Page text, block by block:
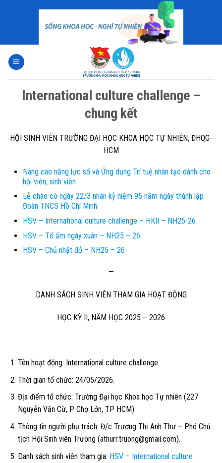
International culture challenge –
chung kết
HỘI SINH VIÊN TRƯỜNG ĐẠI HỌC KHOA HỌC TỰ NHIÊN, ĐHQG-
HCM
Nâng cao năng lực số và Ứng dụng Trí tuệ nhân tạo dành cho
hội viên, sinh viên
Lễ chào cờ ngày 22/3 nhân kỷ niệm 95 năm ngày thành lập
Đoàn TNCS Hồ Chí Minh
HSV – International culture challenge – HKII – NH25-26
HSV – Tổ ấm ngày xuân – NH25 – 26
HSV – Chủ nhật đỏ – NH25 – 26
—
DANH SÁCH SINH VIÊN THAM GIA HOẠT ĐỘNG
HỌC KỲ II, NĂM HỌC 2025 – 2026
Tên hoạt động: International culture challenge.
Thời gian tổ chức: 24/05/2026.
Địa điểm tổ chức: Trường Đại học Khoa học Tự nhiên (227
Nguyễn Văn Cừ, P Chợ Lớn, TP HCM)
Thông tin người phụ trách: Đ/c Trương Thị Anh Thư – Phó Chủ
tịch Hội Sinh viên Trường (athurr.truong@gmail.com).
Danh sách sinh viên tham gia: HSV – International culture